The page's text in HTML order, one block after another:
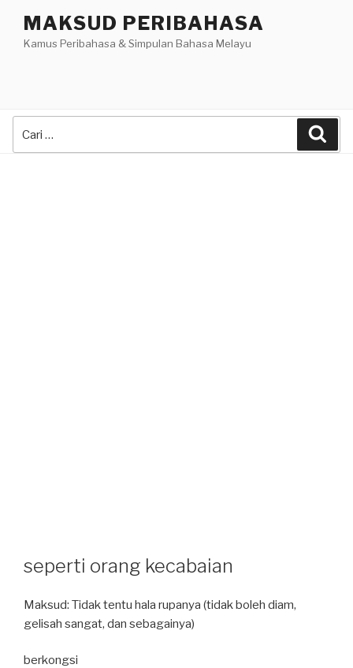
content
MAKSUD PERIBAHASA
Kamus Peribahasa & Simpulan Bahasa Melayu
seperti orang kecabaian
Maksud: Tidak tentu hala rupanya (tidak boleh diam,
gelisah sangat, dan sebagainya)
berkongsi